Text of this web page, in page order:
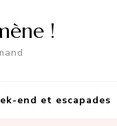
!
end et escapades